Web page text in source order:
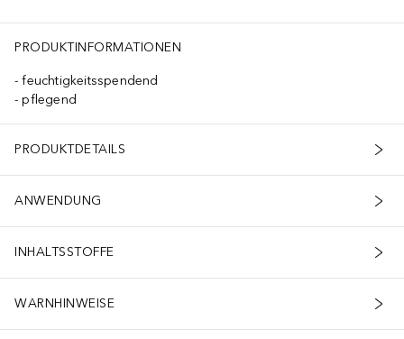
PRODUKTINFORMATIONEN
feuchtigkeitsspendend
pflegend
PRODUKTDETAILS
ANWENDUNG
INHALTSSTOFFE
WARNHINWEISE